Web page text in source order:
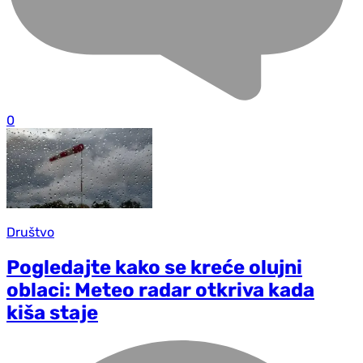
0
Društvo
Pogledajte kako se kreće olujni
oblaci: Meteo radar otkriva kada
kiša staje